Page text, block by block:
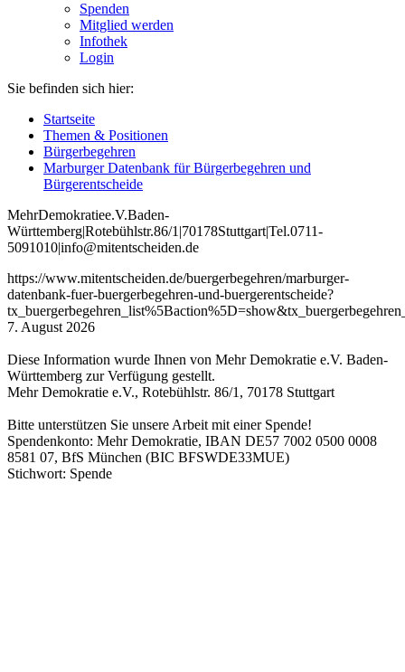
Spenden
Mitglied werden
Infothek
Login
Sie befinden sich hier:
Startseite
Themen & Positionen
Bürgerbegehren
Marburger Datenbank für Bürgerbegehren und
Bürgerentscheide
MehrDemokratiee.V.Baden-
Württemberg|Rotebühlstr.86/1 |70178Stuttgart|Tel.0711-
5091010|info@mitentscheiden.de
https://www.mitentscheiden.de/buergerbegehren/marburger-
datenbank-fuer-buergerbegehren-und-buergerentscheide?
7. August 2026
Diese Information wurde Ihnen von Mehr Demokratie e.V. Baden-
Württemberg zur Verfügung gestellt.
Mehr Demokratie e.V., Rotebühlstr. 86/1, 70178 Stuttgart
Bitte unterstützen Sie unsere Arbeit mit einer Spende!
Spendenkonto: Mehr Demokratie, IBAN DE57 7002 0500 0008
8581 07, BfS München (BIC BFSWDE33MUE)
Stichwort: Spende